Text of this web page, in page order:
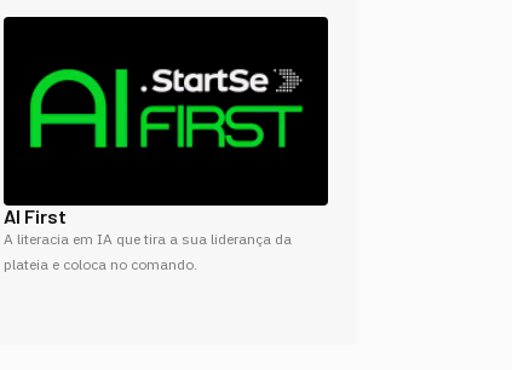
AI First
A literacia em IA que tira a sua liderança da
plateia e coloca no comando.